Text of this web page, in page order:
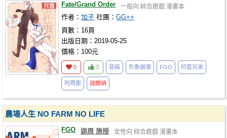
Fate/Grand Order 一般向 綜合遊戲 漫畫本
作者：加子 社團：GG++
頁數：16頁
出版日期：2019-05-25
價格：100元
5 3 惡搞 形象崩壞 FGO 印度兄弟
阿周那 迦爾納
農場人生 NO FARM NO LIFE
FGO 迦周 施授 女性向 綜合遊戲 漫畫本